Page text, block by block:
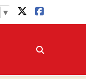
▼